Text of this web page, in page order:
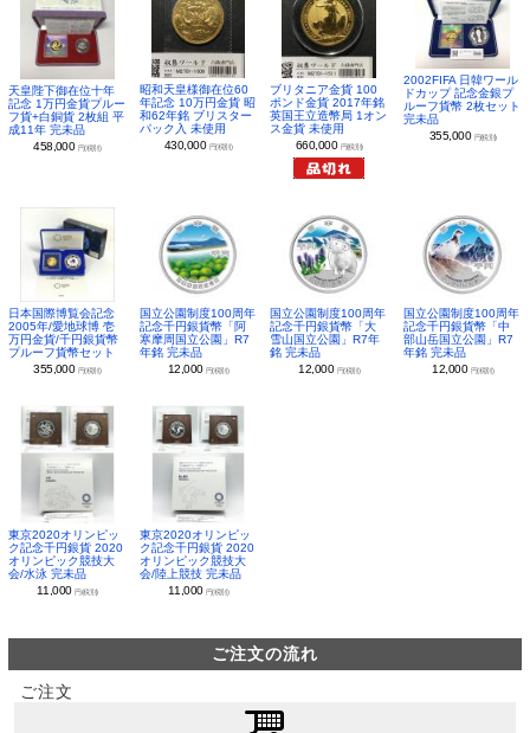
天皇陛下御在位十年
記念 1万円金貨プルー
フ貨+白銅貨 2枚組 平
成11年 完未品
458,000 円(税別)
昭和天皇様御在位60
年記念 10万円金貨 昭
和62年銘 ブリスター
パック入 未使用
430,000 円(税別)
ブリタニア金貨 100
ポンド金貨 2017年銘
英国王立造幣局 1オン
ス金貨 未使用
660,000 円(税別)
2002FIFA 日韓ワール
ドカップ 記念金銀プ
ルーフ貨幣 2枚セット
完未品
355,000 円(税別)
日本国際博覧会記念
2005年/愛地球博 壱
万円金貨/千円銀貨幣
プルーフ貨幣セット
355,000 円(税別)
国立公園制度100周年
記念千円銀貨幣「阿
寒摩周国立公園」R7
年銘 完未品
12,000 円(税別)
国立公園制度100周年
記念千円銀貨幣「大
雪山国立公園」R7年
銘 完未品
12,000 円(税別)
国立公園制度100周年
記念千円銀貨幣「中
部山岳国立公園」R7
年銘 完未品
12,000 円(税別)
東京2020オリンピッ
ク記念千円銀貨 2020
オリンピック競技大
会/水泳 完未品
11,000円(税別)
東京2020オリンピッ
ク記念千円銀貨 2020
オリンピック競技大
会/陸上競技 完未品
11,000 円(税別)
ご注文の流れ
ご注文